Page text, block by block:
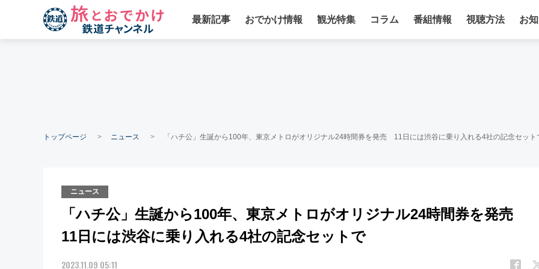
最新記事 おでかけ情報 観光特集 コラム 番組情報 視聴方法 お
トップページ ニュース 「ハチ公」生誕から100年、東京メトロがオリジナル24時間券を発売 11日には渋谷に乗り入れる4社の記念セット
ニュース
「ハチ公」生誕から100年、東京メトロがオリジナル24時間券を発売
11日には渋谷に乗り入れる4社の記念セットで
2023.11.09 05:11